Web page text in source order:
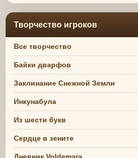
Творчество игроков
Все творчество
Байки дварфов
Заклинание Снежной Земли
Инкунабула
Из шести букв
Сердце в зените
Дневник Voldemara